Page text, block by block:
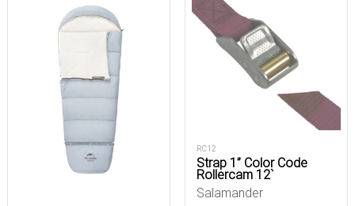
RC12
Strap 1” Color Code
Rollercam 12`
Salamander